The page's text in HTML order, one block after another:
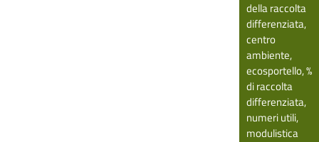
della raccolta
differenziata,
centro
ambiente,
ecosportello, %
di raccolta
differenziata,
numeri utili,
modulistica